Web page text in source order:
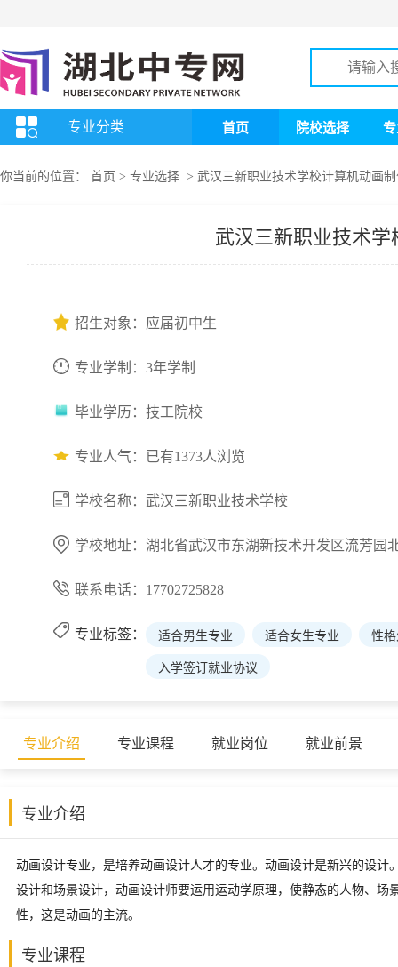
专业分类 首页 院校选择
你当前的位置： 首页 > 专业选择 > 武汉三新职业技术学校计算机动画
武汉三新职业技术
招生对象：应届初中生
专业学制：3年学制
毕业学历：技工院校
专业人气：已有1373人浏览
学校名称：武汉三新职业技术学校
学校地址：湖北省武汉市东湖新技术开发区流芳园
联系电话：17702725828
专业标签： 适合男生专业 适合女生专业 性
入学签订就业协议
专业介绍 专业课程 就业岗位 就业前景
专业介绍
动画设计专业，是培养动画设计人才的专业。动画设计是新兴的设
设计和场景设计，动画设计师要运用运动学原理，使静态的人物、
性，这是动画的主流。
专业课程